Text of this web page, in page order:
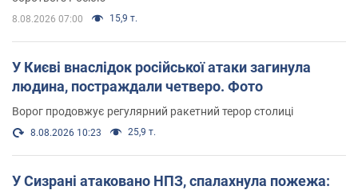
8.08.2026 07:00 15,9 т.
У Києві внаслідок російської атаки загинула
людина, постраждали четверо. Фото
Ворог продовжує регулярний ракетний терор столиці
8.08.2026 10:23 25,9 т.
У Сизрані атаковано НПЗ, спалахнула пожежа: